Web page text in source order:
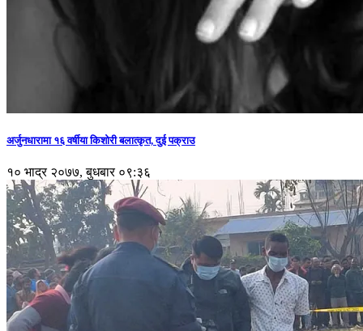
अर्जुनधारामा १६ वर्षीया किशोरी बलात्कृत, दुई पक्राउ
१० भाद्र २०७७, बुधबार ०९:३६